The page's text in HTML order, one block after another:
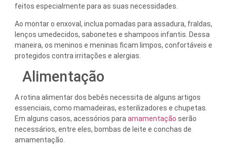
feitos especialmente para as suas necessidades.
Ao montar o enxoval, inclua pomadas para assadura, fraldas,
lenços umedecidos, sabonetes e shampoos infantis. Dessa
maneira, os meninos e meninas ficam limpos, confortáveis e
protegidos contra irritações e alergias.
Alimentação
A rotina alimentar dos bebês necessita de alguns artigos
essenciais, como mamadeiras, esterilizadores e chupetas.
Em alguns casos, acessórios para amamentação serão
necessários, entre eles, bombas de leite e conchas de
amamentação.